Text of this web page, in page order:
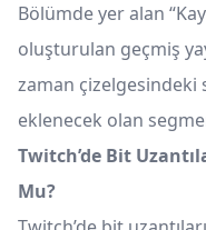
Bölümde yer alan
oluşturulan geçmiş
zaman çizelgesindeki
eklenecek olan
Twitch’de Bit
Mu?